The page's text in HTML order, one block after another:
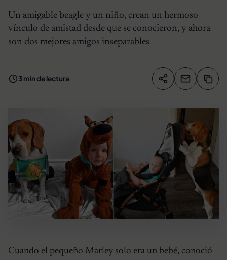
Un amigable beagle y un niño, crean un hermoso
vínculo de amistad desde que se conocieron, y ahora
son dos mejores amigos inseparables
3 min de lectura Compartir
Cuando el pequeño Marley solo era un bebé, conoció